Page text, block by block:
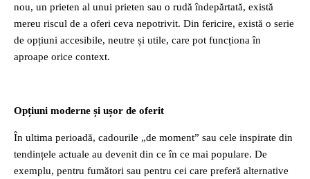
nou, un prieten al unui prieten sau o rudă îndepărtată, există
mereu riscul de a oferi ceva nepotrivit. Din fericire, există o serie
de opțiuni accesibile, neutre și utile, care pot funcționa în
aproape orice context.
Opțiuni moderne și ușor de oferit
În ultima perioadă, cadourile „de moment” sau cele inspirate din
tendințele actuale au devenit din ce în ce mai populare. De
exemplu, pentru fumători sau pentru cei care preferă alternative